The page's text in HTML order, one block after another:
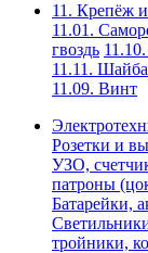
11. Крепёж
11.01.
гвоздь
11.11. Шайба
11.09. Винт
Розетки и
УЗО,
патроны
Батарейки,
тройники,